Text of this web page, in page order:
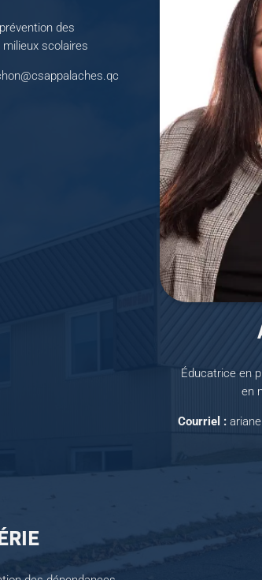
des
scolaires
Éducatrice en
en
Courriel :